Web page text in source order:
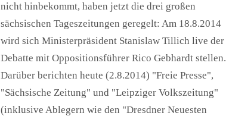
nicht hinbekommt, haben jetzt die drei großen
sächsischen Tageszeitungen geregelt: Am 18.8.2014
wird sich Ministerpräsident Stanislaw Tillich live der
Debatte mit Oppositionsführer Rico Gebhardt stellen.
Darüber berichten heute (2.8.2014) "Freie Presse",
"Sächsische Zeitung" und "Leipziger Volkszeitung"
(inklusive Ablegern wie den "Dresdner Neuesten